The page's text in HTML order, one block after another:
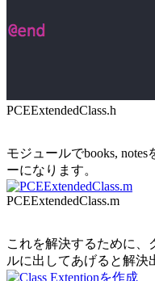
PCEExtendedClass.h
モジュールでbooks,
ーになります。
PCEExtendedClass.m
これを解決するために、
ルに出してあげると解決